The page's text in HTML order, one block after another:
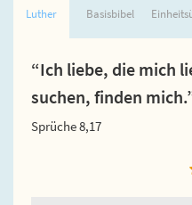
Luther Basisbibel
“Ich liebe, die mich
suchen, finden
Sprüche 8,17